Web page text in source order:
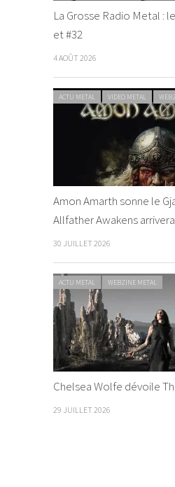
La Grosse Radio Metal :
et #32
4 AOÛT 2026
ACTU METAL VIDEO METAL
Amon Amarth sonne le
Allfather Awakens
30 JUILLET 2026
ACTU METAL WEBZINE METAL
Chelsea Wolfe dévoile
29 JUILLET 2026